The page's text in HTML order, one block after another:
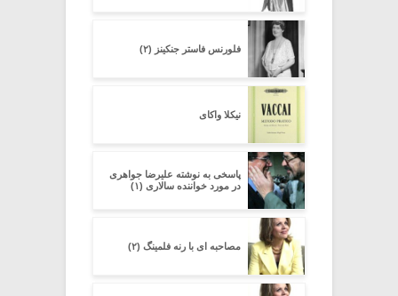
فلورنس فاستر جنکینز (۲)
نیکلا واکای
پاسخی به نوشته علیرضا جواهری
در مورد خواننده سالاری (۱)
مصاحبه ای با رنه فلمینگ (۲)